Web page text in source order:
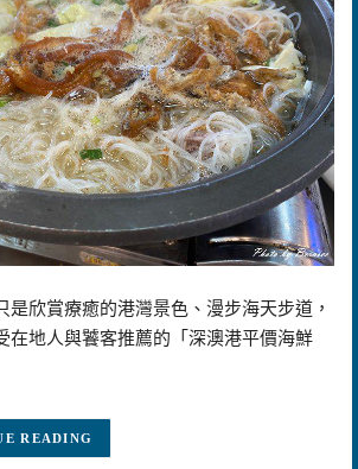
是欣賞療癒的港灣景色、漫步海天步道，
在地人與饕客推薦的「深澳港平價海鮮
READING